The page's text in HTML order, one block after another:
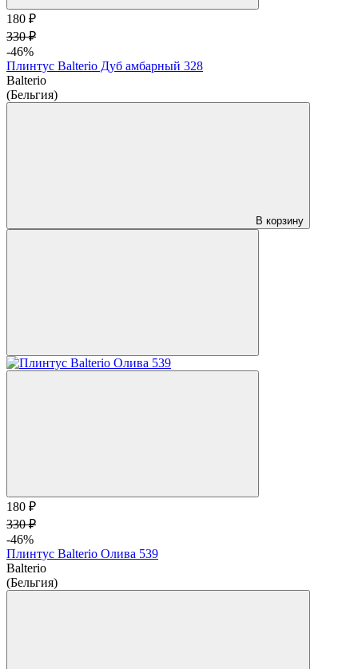
180 ₽
330 ₽
-46%
Плинтус Balterio Дуб амбарный 328
Balterio
(Бельгия)
В корзину
180 ₽
330 ₽
-46%
Плинтус Balterio Олива 539
Balterio
(Бельгия)